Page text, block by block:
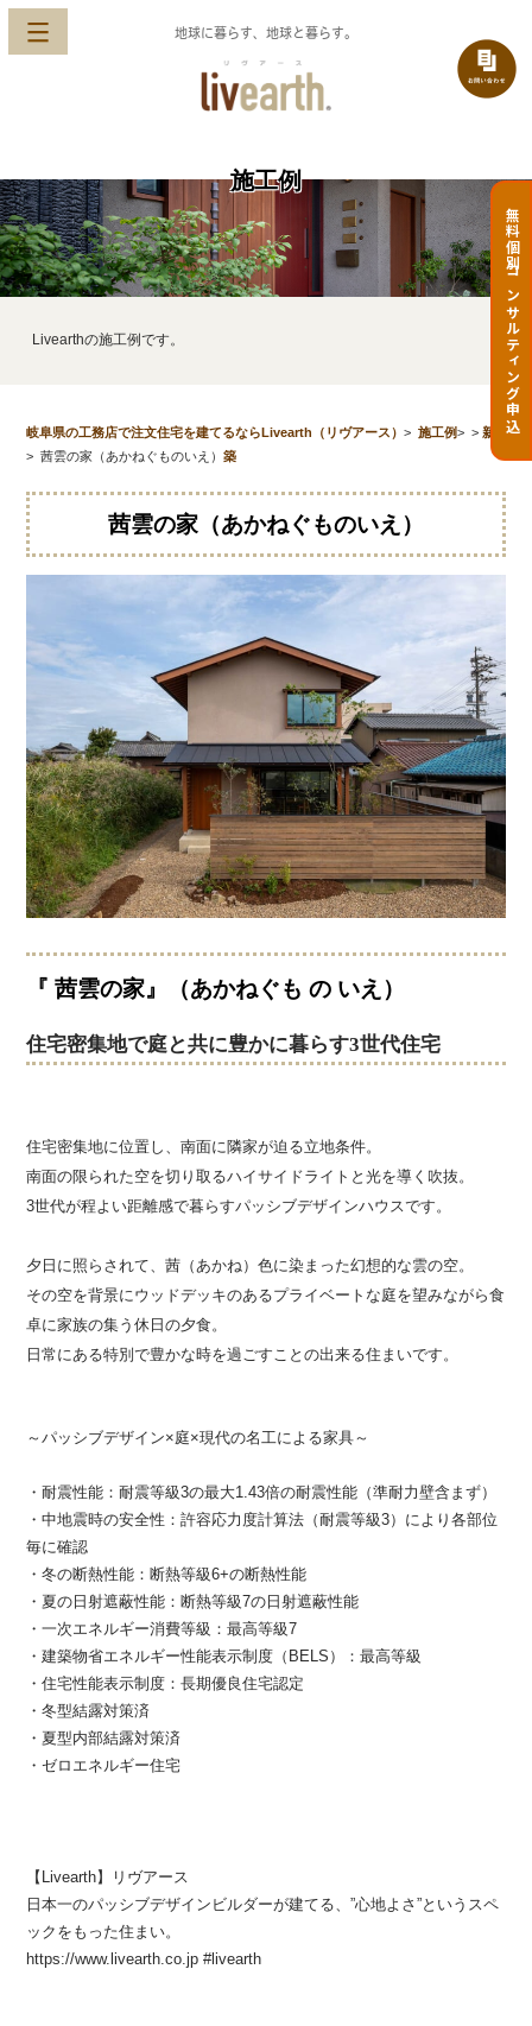
地球に暮らす、地球と暮らす。
無料個別コンサルティング申込
施工例
Livearthの施工例です。
岐阜県の工務店で注文住宅を建てるならLivearth（リヴアース）> 施工例> >新
築
> 茜雲の家（あかねぐものいえ）
茜雲の家（あかねぐものいえ）
『 茜雲の家』 （あかねぐも の いえ）
住宅密集地で庭と共に豊かに暮らす3世代住宅
住宅密集地に位置し、南面に隣家が迫る立地条件。
南面の限られた空を切り取るハイサイドライトと光を導く吹抜。
3世代が程よい距離感で暮らすパッシブデザインハウスです。
夕日に照らされて、茜（あかね）色に染まった幻想的な雲の空。
その空を背景にウッドデッキのあるプライベートな庭を望みながら食
卓に家族の集う休日の夕食。
日常にある特別で豊かな時を過ごすことの出来る住まいです。
～パッシブデザイン×庭×現代の名工による家具～
・耐震性能：耐震等級3の最大1.43倍の耐震性能（準耐力壁含まず）
・中地震時の安全性：許容応力度計算法（耐震等級3）により各部位
毎に確認
・冬の断熱性能：断熱等級6+の断熱性能
・夏の日射遮蔽性能：断熱等級7の日射遮蔽性能
・一次エネルギー消費等級：最高等級7
・建築物省エネルギー性能表示制度（BELS）：最高等級
・住宅性能表示制度：長期優良住宅認定
・冬型結露対策済
・夏型内部結露対策済
・ゼロエネルギー住宅
【Livearth】リヴアース
日本一のパッシブデザインビルダーが建てる、”心地よさ”というスペ
ックをもった住まい。
https://www.livearth.co.jp #livearth